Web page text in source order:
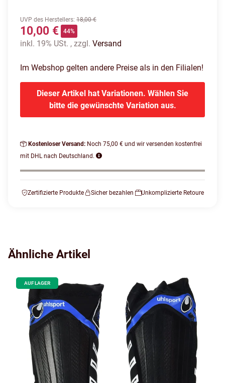
UVP des Herstellers: 18,00 €
10,00 € 44%
inkl. 19% USt. , zzgl. Versand
Im Webshop gelten andere Preise als in den Filialen!
Dieser Artikel hat Variationen. Wählen Sie
bitte die gewünschte Variation aus.
Kostenloser Versand: Noch 75,00 € und wir versenden kostenfrei
mit DHL nach Deutschland.
Zertifizierte Produkte Sicher bezahlen Unkomplizierte Retoure
Ähnliche Artikel
AUF LAGER